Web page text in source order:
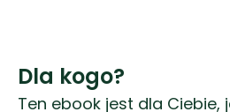
Dla kogo?
Ten ebook jest dla Ciebie,